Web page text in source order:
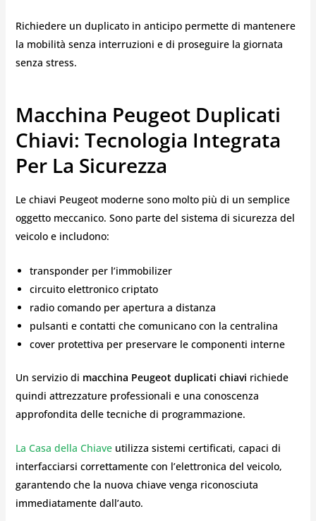
Richiedere un duplicato in anticipo permette di mantenere
la mobilità senza interruzioni e di proseguire la giornata
senza stress.
Macchina Peugeot Duplicati
Chiavi: Tecnologia Integrata
Per La Sicurezza
Le chiavi Peugeot moderne sono molto più di un semplice
oggetto meccanico. Sono parte del sistema di sicurezza del
veicolo e includono:
transponder per l’immobilizer
circuito elettronico criptato
radio comando per apertura a distanza
pulsanti e contatti che comunicano con la centralina
cover protettiva per preservare le componenti interne
Un servizio di macchina Peugeot duplicati chiavi richiede
quindi attrezzature professionali e una conoscenza
approfondita delle tecniche di programmazione.
La Casa della Chiaveutilizza sistemi certificati, capaci di
interfacciarsi correttamente con l’elettronica del veicolo,
garantendo che la nuova chiave venga riconosciuta
immediatamente dall’auto.